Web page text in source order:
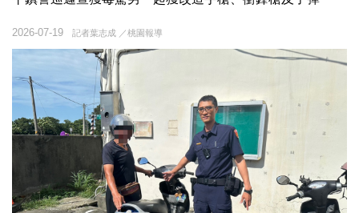
記者葉志成 ／桃園報導
2026-07-19